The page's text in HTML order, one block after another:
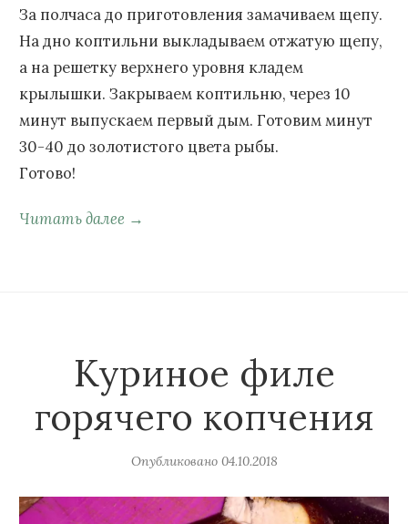
За полчаса до приготовления замачиваем щепу.
На дно коптильни выкладываем отжатую щепу,
а на решетку верхнего уровня кладем
крылышки. Закрываем коптильню, через 10
минут выпускаем первый дым. Готовим минут
30-40 до золотистого цвета рыбы.
Готово!
Читать далее →
Куриное филе
горячего копчения
Опубликовано 04.10.2018